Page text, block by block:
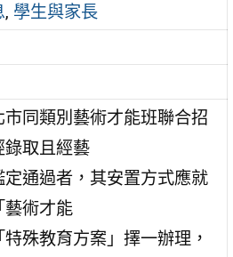
, 學生與家長
市同類別藝術才能班聯合招
錄取且經藝
定通過者，其安置方式應就
藝術才能
殊教育方案」擇一辦理，